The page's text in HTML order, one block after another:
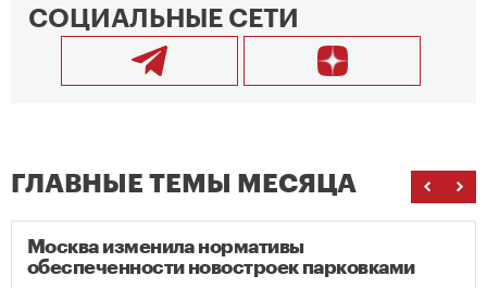
СОЦИАЛЬНЫЕ СЕТИ
ГЛАВНЫЕ ТЕМЫ МЕСЯЦА
Москва изменила нормативы
обеспеченности новостроек парковками